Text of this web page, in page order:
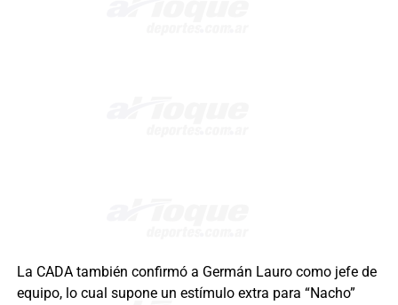
La CADA también confirmó a Germán Lauro como jefe de
equipo, lo cual supone un estímulo extra para “Nacho”